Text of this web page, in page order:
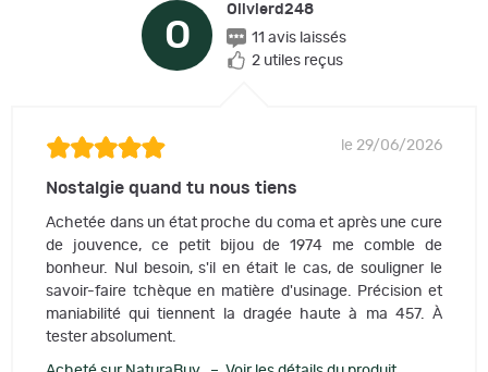
O
Olivierd248
11 avis laissés
2 utiles reçus
le 29/06/2026
Nostalgie quand tu nous tiens
Achetée dans un état proche du coma et après une cure
de jouvence, ce petit bijou de 1974 me comble de
bonheur. Nul besoin, s'il en était le cas, de souligner le
savoir-faire tchèque en matière d'usinage. Précision et
maniabilité qui tiennent la dragée haute à ma 457. À
tester absolument.